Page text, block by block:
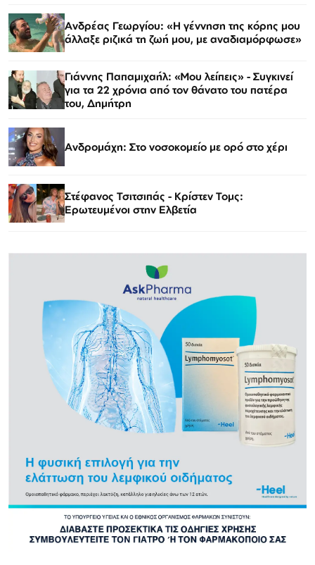
Ανδρέας Γεωργίου: «Η γέννηση της κόρης μου
άλλαξε ριζικά τη ζωή μου, με αναδιαμόρφωσε»
Γιάννης Παπαμιχαήλ: «Μου λείπεις» - Συγκινεί
για τα 22 χρόνια από τον θάνατο του πατέρα
του, Δημήτρη
Ανδρομάχη: Στο νοσοκομείο με ορό στο χέρι
Στέφανος Τσιτσιπάς - Kρίστεν Τομς:
Ερωτευμένοι στην Ελβετία